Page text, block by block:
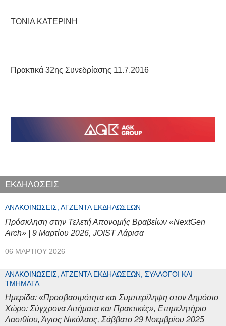
ΤΟΝΙΑ ΚΑΤΕΡΙΝΗ
Πρακτικά 32ης Συνεδρίασης 11.7.2016
ΕΚΔΗΛΩΣΕΙΣ
ΑΝΑΚΟΙΝΏΣΕΙΣ, ΑΤΖΈΝΤΑ ΕΚΔΗΛΏΣΕΩΝ
Πρόσκληση στην Τελετή Απονομής Βραβείων «NextGen
Arch» | 9 Μαρτίου 2026, JOIST Λάρισα
06 ΜΑΡΤΊΟΥ 2026
ΑΝΑΚΟΙΝΏΣΕΙΣ, ΑΤΖΈΝΤΑ ΕΚΔΗΛΏΣΕΩΝ, ΣΎΛΛΟΓΟΙ ΚΑΙ
ΤΜΉΜΑΤΑ
Ημερίδα: «Προσβασιμότητα και Συμπερίληψη στον Δημόσιο
Χώρο: Σύγχρονα Αιτήματα και Πρακτικές», Επιμελητήριο
Λασιθίου, Άγιος Νικόλαος, Σάββατο 29 Νοεμβρίου 2025